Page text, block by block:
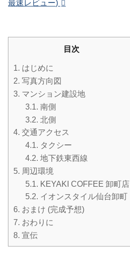
最速レビュー)
目次
1. はじめに
2. 写真方向図
3. マンション建設地
3.1. 南側
3.2. 北側
4. 交通アクセス
4.1. タクシー
4.2. 地下鉄東西線
5. 周辺環境
5.1. KEYAKI COFFEE 卸町店
5.2. イオンスタイル仙台卸町
6. おまけ (完成予想)
7. おわりに
8. 宣伝